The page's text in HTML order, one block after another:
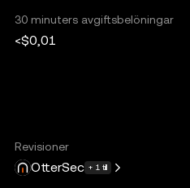
30 minuters avgiftsbelöningar
<$0,01
Revisioner
OtterSec + 1 till